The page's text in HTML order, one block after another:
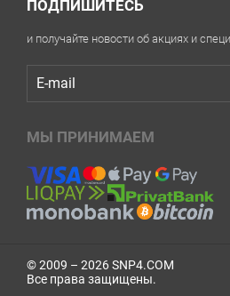
ПОДПИШИТЕСЬ
и получайте новости об акциях и
МЫ ПРИНИМАЕМ
© 2009 – 2026 SNP4.COM
Все права защищены.